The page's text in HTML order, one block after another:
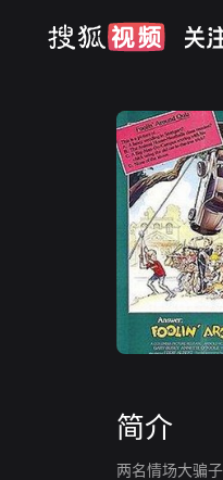
简介
两名情场大骗